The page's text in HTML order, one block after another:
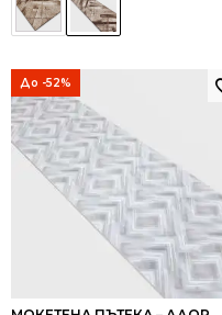
До -52%